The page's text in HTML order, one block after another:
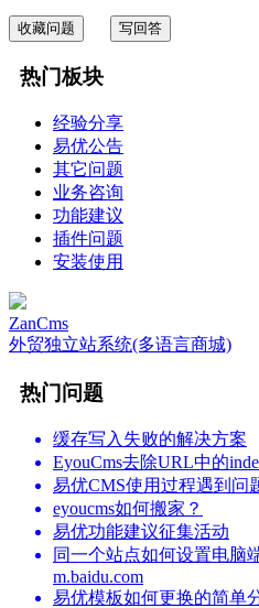
收藏问题 写回答
热门板块
经验分享
易优公告
其它问题
业务咨询
功能建议
插件问题
安装使用
ZanCms
外贸独立站系统(多语言商城)
热门问题
缓存写入失败的解决方案
EyouCms去除URL中的
易优CMS使用过程遇到问
eyoucms如何搬家？
易优功能建议征集活动
同一个站点如何设置电脑
m.baidu.com
易优模板如何更换的简单